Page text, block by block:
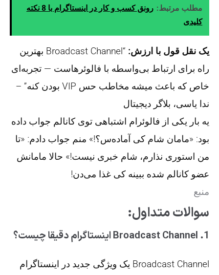
مطلب مرتبط:
رونق کسب و کار در اینستاگرام با 8 نکته
کلیدی
یک نقل قول با ارزش:
“Broadcast Channel بهترین
راه برای ارتباط بی‌واسطه با فالوئرهاست — تجربه‌ای
خاص که باعث میشه مخاطب حس VIP بودن کنه” –
ندا یاسی، بلاگر دیجیتال
یه بار یکی از فالوئرام اشتباهی توی کانالم جواب داده
بود: «مامان شام کی آماده‌س؟!» منم جواب دادم: «تا
من استوری نذارم، شام خبری نیست!» حالا مامانش
عضو کانالم شده ببینه کی غذا می‌دن!
منبع
سوالات متداول:
1. Broadcast Channel اینستاگرام دقیقا چیست؟
Broadcast Channel یک ویژگی جدید در اینستاگرام